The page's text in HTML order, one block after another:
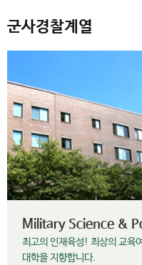
교
로군사경찰계열
Military Science &
최고의 인재육성! 최상의 교육
대학을 지향합니다.